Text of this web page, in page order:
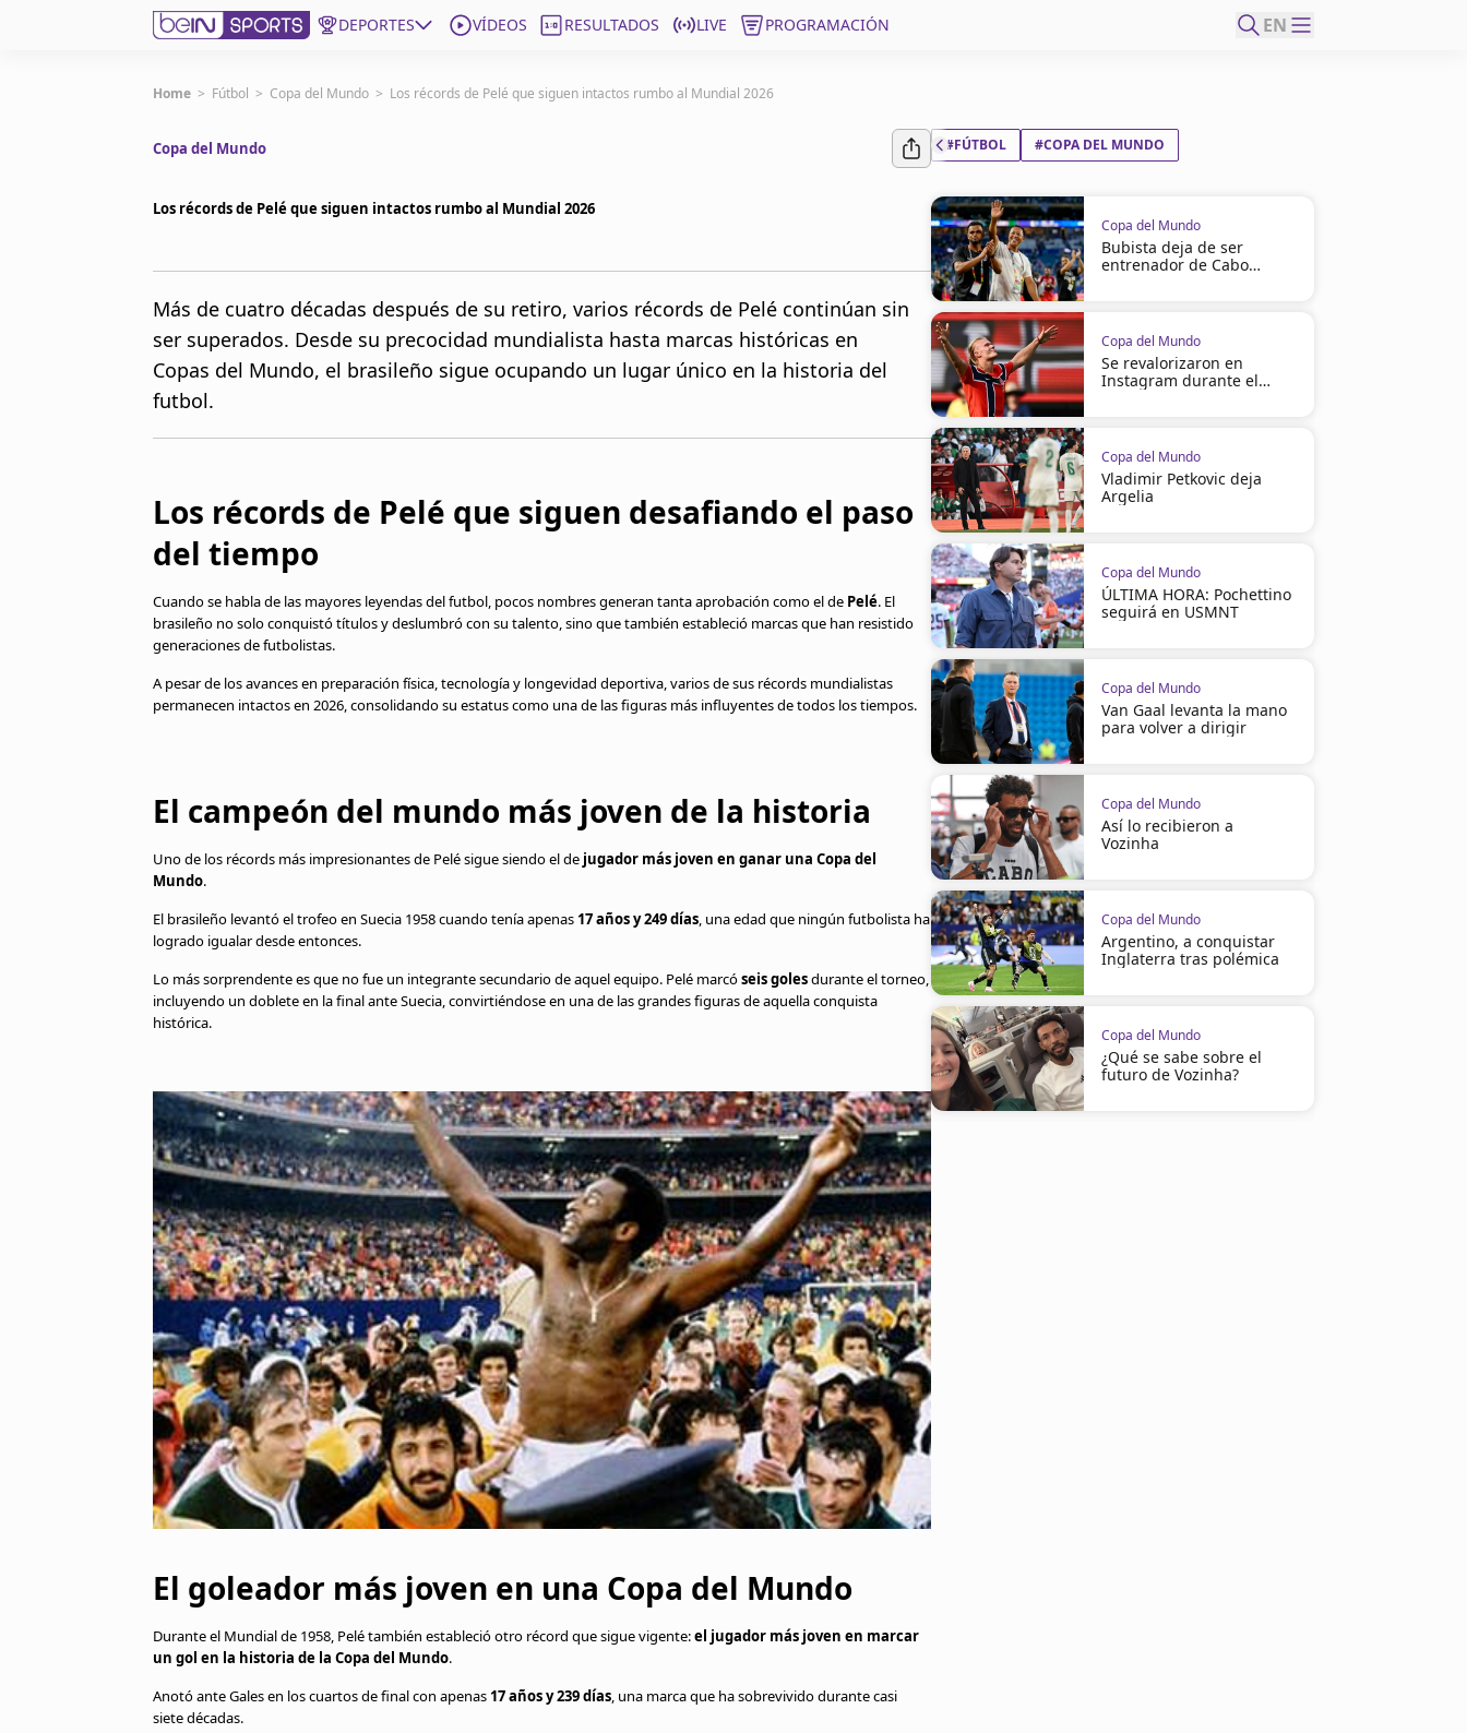
DEPORTES VÍDEOS RESULTADOS LIVE PROGRAMACIÓN EN
Get Bein
United States
Administrar notificaciones
Programación
Contáctanos
Home > Fútbol > Copa del Mundo > Los récords de Pelé que siguen intactos rumbo al Mundial 2026
Copa del Mundo
Los récords de Pelé que siguen intactos rumbo al Mundial 2026
Más de cuatro décadas después de su retiro, varios récords de Pelé continúan sin
ser superados. Desde su precocidad mundialista hasta marcas históricas en
Copas del Mundo, el brasileño sigue ocupando un lugar único en la historia del
futbol.
Los récords de Pelé que siguen desafiando el paso
del tiempo
Cuando se habla de las mayores leyendas del futbol, pocos nombres generan tanta aprobación como el de Pelé. El
brasileño no solo conquistó títulos y deslumbró con su talento, sino que también estableció marcas que han resistido
generaciones de futbolistas.
A pesar de los avances en preparación física, tecnología y longevidad deportiva, varios de sus récords mundialistas
permanecen intactos en 2026, consolidando su estatus como una de las figuras más influyentes de todos los tiempos.
El campeón del mundo más joven de la historia
Uno de los récords más impresionantes de Pelé sigue siendo el de jugador más joven en ganar una Copa del
Mundo.
El brasileño levantó el trofeo en Suecia 1958 cuando tenía apenas 17 años y 249 días, una edad que ningún futbolista ha
logrado igualar desde entonces.
Lo más sorprendente es que no fue un integrante secundario de aquel equipo. Pelé marcóseis golesdurante el torneo,
incluyendo un doblete en la final ante Suecia, convirtiéndose en una de las grandes figuras de aquella conquista
histórica.
El goleador más joven en una Copa del Mundo
Durante el Mundial de 1958, Pelé también estableció otro récord que sigue vigente:el jugador más joven en marcar
un gol en la historia de la Copa del Mundo.
Anotó ante Gales en los cuartos de final con apenas 17 años y 239 días, una marca que ha sobrevivido durante casi
siete décadas.
#FÚTBOL #COPA DEL MUNDO
Copa del Mundo
Bubista deja de ser
entrenador de Cabo
Copa del Mundo
Se revalorizaron en
Instagram durante el
Copa del Mundo
Vladimir Petkovic deja
Argelia
Copa del Mundo
ÚLTIMA HORA: Pochettino
seguirá en USMNT
Copa del Mundo
Van Gaal levanta la mano
para volver a dirigir
Copa del Mundo
Así lo recibieron a
Vozinha
Copa del Mundo
Argentino, a conquistar
Inglaterra tras polémica
Copa del Mundo
¿Qué se sabe sobre el
futuro de Vozinha?